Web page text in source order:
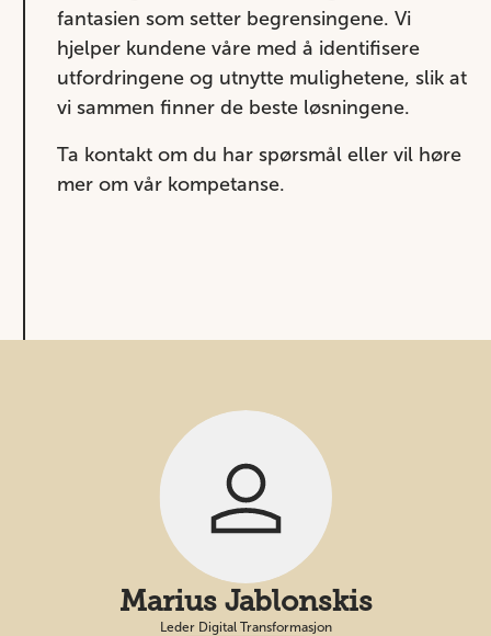
fantasien som setter begrensingene. Vi
hjelper kundene våre med å identifisere
utfordringene og utnytte mulighetene, slik at
vi sammen finner de beste løsningene.
Ta kontakt om du har spørsmål eller vil høre
mer om vår kompetanse.
Marius Jablonskis
Leder Digital Transformasjon